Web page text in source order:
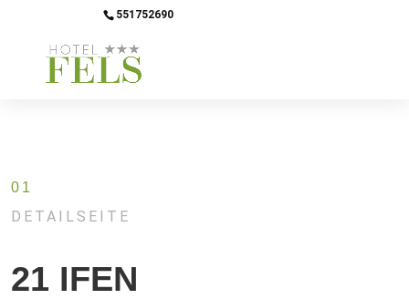
551752690
01
DETAILSEITE
21 IFEN